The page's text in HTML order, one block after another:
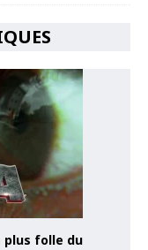
plus folle du